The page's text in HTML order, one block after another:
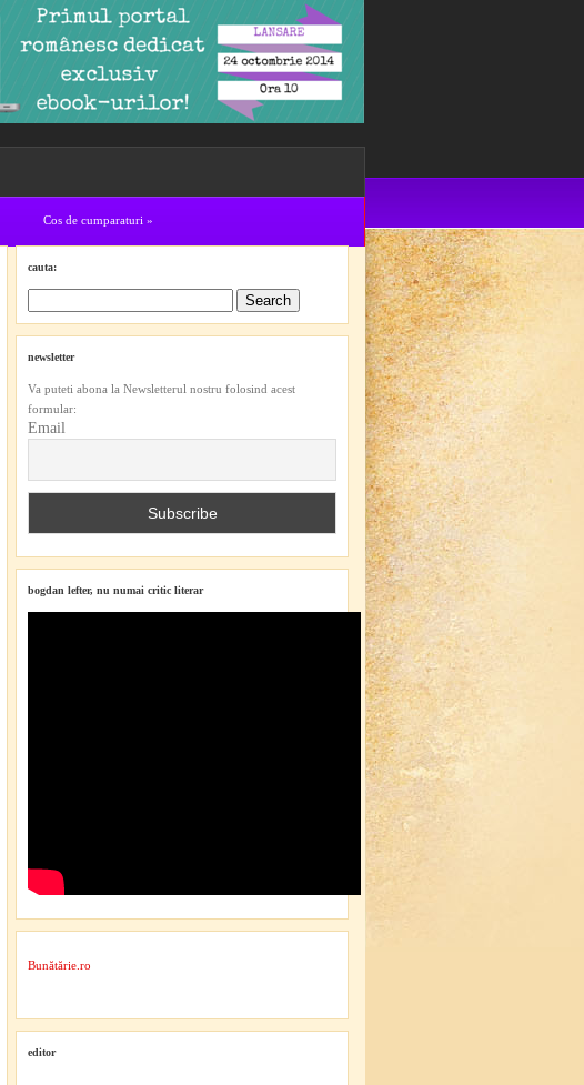
Cos de cumparaturi »
cauta:
newsletter
Va puteti abona la Newsletterul nostru folosind acest
formular:
Email
bogdan lefter, nu numai critic literar
Bunătărie.ro
editor